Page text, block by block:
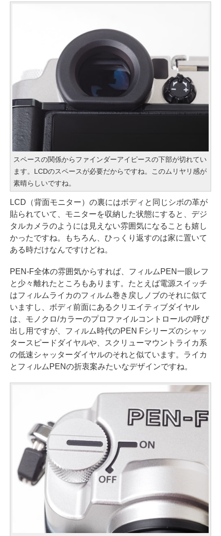
スペースの関係からファインダーアイピースの下部が切れてい
ます。LCDのスペースが必要だからですね。このムリヤリ感が
素晴らしいですね。
LCD（背面モニター）の裏にはボディと同じシボの革が
貼られていて、モニターを収納した状態にすると、デジ
タルカメラのようには見えない雰囲気になることも嬉し
かったですね。もちろん、ひっくり返すのは家に置いて
ある時だけなんですけどね。
PEN-F全体の雰囲気からすれば、フィルムPEN一眼レフ
と少々離れたところもあります。たとえば電源スイッチ
はフィルムライカのフィルム巻き戻しノブのそれに似て
いますし、ボディ前面にあるクリエイティブダイヤル
は、モノクロ/カラーのプロファイルコントロールの呼び
出し用ですが、フィルム時代のPEN Fシリーズのシャッ
タースピードダイヤルや、スクリューマウントライカ系
の低速シャッターダイヤルのそれと似ています。ライカ
とフィルムPENの折衷案みたいなデザインですね。